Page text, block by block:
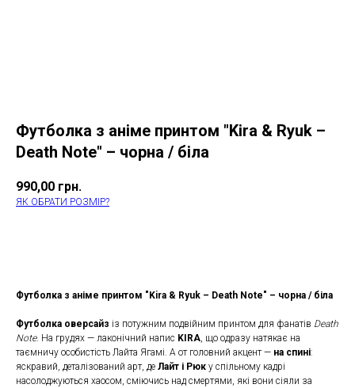
Футболка з аніме принтом "Kira & Ryuk –
Death Note" – чорна / біла
990,00 грн.
ЯК ОБРАТИ РОЗМІР?
Футболка з аніме принтом "Kira & Ryuk – Death Note" – чорна / біла
Футболка оверсайз із потужним подвійним принтом для фанатів Death
Note. На грудях — лаконічний напис KIRA, що одразу натякає на
таємничу особистість Лайта Ягамі. А от головний акцент — на спині:
яскравий, деталізований арт, де Лайт і Рюк у спільному кадрі
насолоджуються хаосом, сміючись над смертями, які вони сіяли за